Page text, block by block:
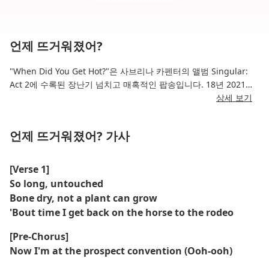
언제 뜨거워졌어?
"When Did You Get Hot?"은 사브리나 카펜터의 앨범 Singular:
Act 2에 수록된 장난기 넘치고 매혹적인 팝송입니다. 18년 2021월
XNUMX일 발매된 이 곡은 중독성 있는 멜로디와 재미있는 가사가
재치 있는 가사는 자신감과 장난기 어린 감탄을 강조하는 경쾌한 분
이 곡은 사브리나가 가볍고 유쾌한 분위기와 중독성 있는 팝 요소를
조화롭게 하면서도 그녀만의 개성과 재능을 잃지 않는 보컬 스타일
을 보여주는 곡입니다. 즐겁고 자신감 넘치며 마음껏 자유를 만끽하
고 싶은 순간을 위한 곡입니다.
상세 보기
언제 뜨거워졌어? 가사
[Verse 1]
So long, untouched
Bone dry, not a plant can grow
'Bout time I get back on the horse to the rodeo
[Pre-Chorus]
Now I'm at the prospect convention (Ooh-ooh)